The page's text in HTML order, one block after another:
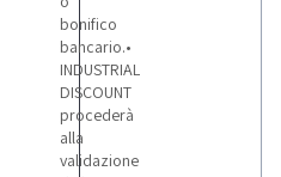
bonifico
bancario.•
INDUSTRIAL
DISCOUNT
procederà
alla
validazione